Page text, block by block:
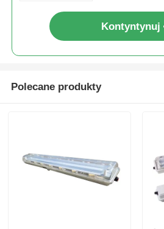
Kontyntynuj
Polecane produkty